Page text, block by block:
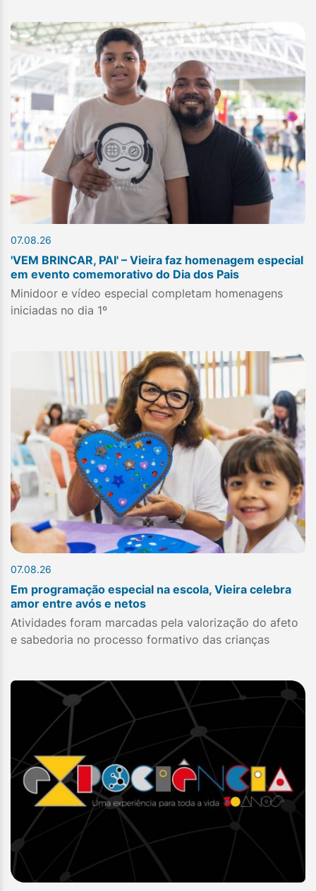
07.08.26
'VEM BRINCAR, PAI' – Vieira faz homenagem especial
em evento comemorativo do Dia dos Pais
Minidoor e vídeo especial completam homenagens
iniciadas no dia 1º
07.08.26
Em programação especial na escola, Vieira celebra
amor entre avós e netos
Atividades foram marcadas pela valorização do afeto
e sabedoria no processo formativo das crianças